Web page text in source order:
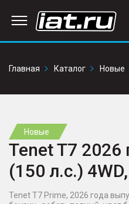
Главная
Каталог Новые
Новые
Tenet T7 2026
(150 л.с.)
Tenet T7 Prime, 2026 года